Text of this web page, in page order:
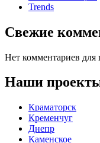
Trends
Свежие
Нет комментариев для
Наши
Краматорск
Кременчуг
Днепр
Каменское